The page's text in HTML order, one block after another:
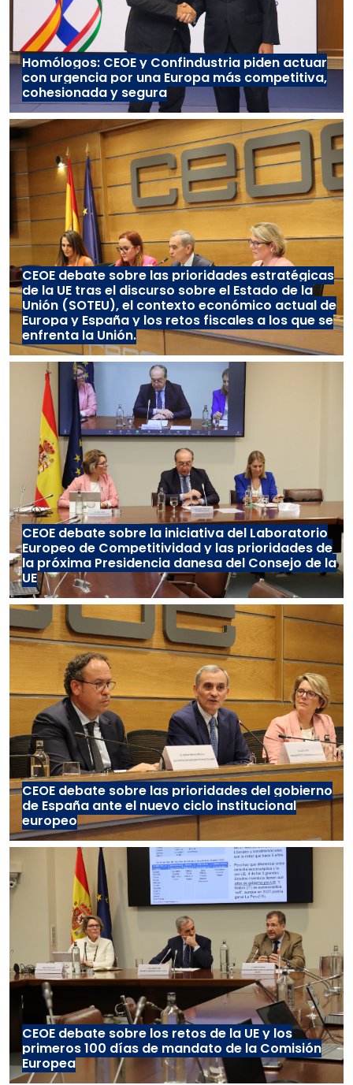
Homólogos: CEOE y Confindustria piden actuar
con urgencia por una Europa más competitiva,
cohesionada y segura
CEOE debate sobre las prioridades estratégicas
de la UE tras el discurso sobre el Estado de la
Unión (SOTEU), el contexto económico actual de
Europa y España y los retos fiscales a los que se
enfrenta la Unión.
CEOE debate sobre la iniciativa del Laboratorio
Europeo de Competitividad y las prioridades de
la próxima Presidencia danesa del Consejo de la
UE
CEOE debate sobre las prioridades del gobierno
de España ante el nuevo ciclo institucional
europeo
CEOE debate sobre los retos de la UE y los
primeros 100 días de mandato de la Comisión
Europea